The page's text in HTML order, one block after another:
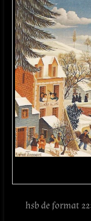
hsb de format